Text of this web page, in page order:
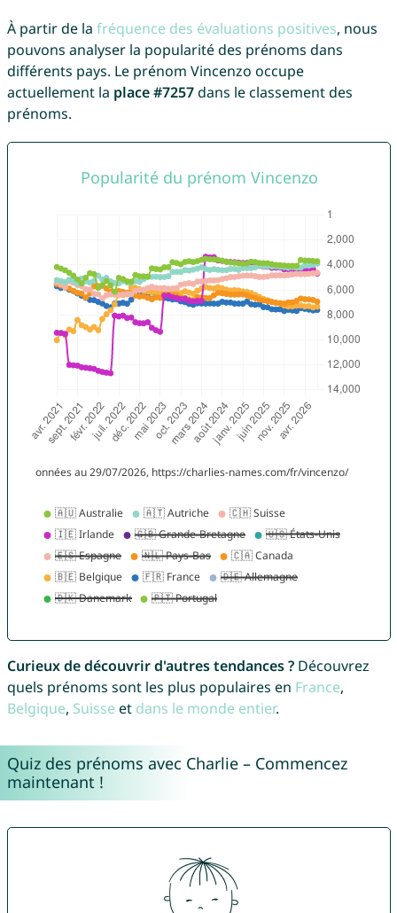
À partir de la fréquence des évaluations positives, nous
pouvons analyser la popularité des prénoms dans
différents pays. Le prénom Vincenzo occupe
actuellement la place #7257dans le classement des
prénoms.
Curieux de découvrir d'autres tendances ?Découvrez
quels prénoms sont les plus populaires en France,
Belgique, Suisse et dans le monde entier.
Quiz des prénoms avec Charlie – Commencez
maintenant !